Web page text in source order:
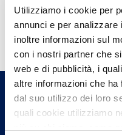
Utilizziamo i cookie per
annunci e per
inoltre informazioni sul
con i nostri partner che
web e di pubblicità, i
altre informazioni che ha
dal suo utilizzo dei loro
quali cookie utilizziamo
Hai
Trova l'Agenzia
un nostro Agente.
Contattaci